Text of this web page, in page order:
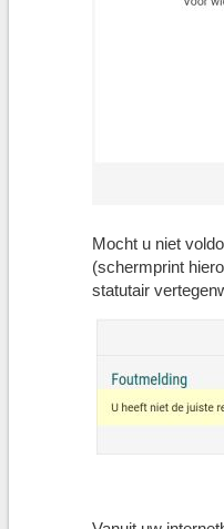
Mocht u niet
(schermprint
statutair